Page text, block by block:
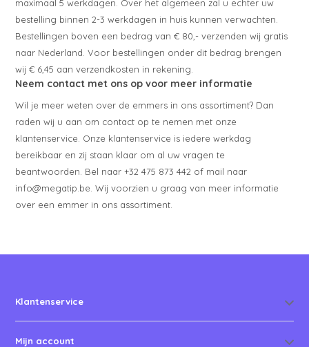
maximaal 5 werkdagen. Over het algemeen zal u echter uw
bestelling binnen 2-3 werkdagen in huis kunnen verwachten.
Bestellingen boven een bedrag van € 80,- verzenden wij gratis
naar Nederland. Voor bestellingen onder dit bedrag brengen
wij € 6,45 aan verzendkosten in rekening.
Neem contact met ons op voor meer informatie
Wil je meer weten over de emmers in ons assortiment? Dan
raden wij u aan om contact op te nemen met onze
klantenservice. Onze klantenservice is iedere werkdag
bereikbaar en zij staan klaar om al uw vragen te
beantwoorden. Bel naar +32 475 873 442 of mail naar
info@megatip.be . Wij voorzien u graag van meer informatie
over een emmer in ons assortiment.
Klantenservice
Mijn account